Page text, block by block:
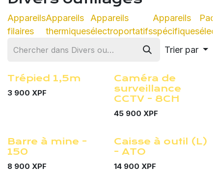
Appareils
filaires
Appareils
thermiques
Appareils
électroportatifs
Appareils
spécifiques
Pack
Trier par
Trépied 1,5m
3 900 XPF
Caméra de
surveillance
CCTV - 8CH
45 900 XPF
Nouveau !
Barre à mine -
150
8 900 XPF
Caisse à outil (L)
- ATO
14 900 XPF